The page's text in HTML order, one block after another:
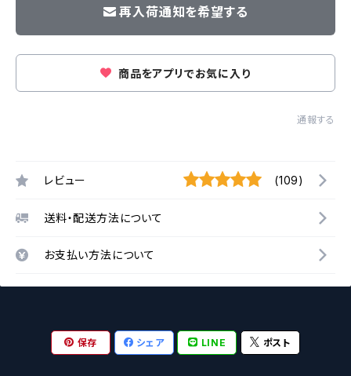
再入荷通知を希望する
商品をアプリでお気に入り
通報する
レビュー (109)
送料・配送方法について
お支払い方法について
保存 シェア LINE ポスト